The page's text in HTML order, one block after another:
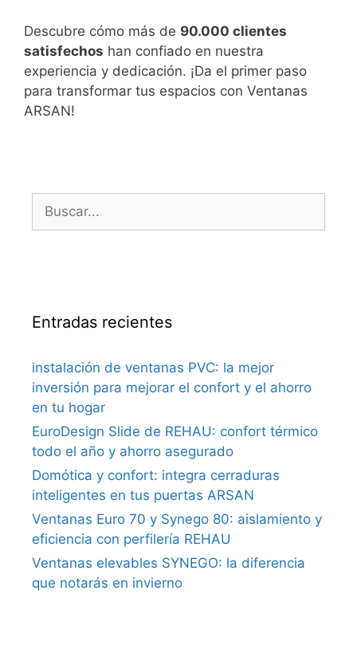
Descubre cómo más de 90.000 clientes
satisfechos han confiado en nuestra
experiencia y dedicación. ¡Da el primer paso
para transformar tus espacios con Ventanas
ARSAN!
Entradas recientes
instalación de ventanas PVC: la mejor
inversión para mejorar el confort y el ahorro
en tu hogar
EuroDesign Slide de REHAU: confort térmico
todo el año y ahorro asegurado
Domótica y confort: integra cerraduras
inteligentes en tus puertas ARSAN
Ventanas Euro 70 y Synego 80: aislamiento y
eficiencia con perfilería REHAU
Ventanas elevables SYNEGO: la diferencia
que notarás en invierno